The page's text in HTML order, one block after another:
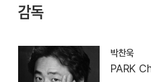
감독
박찬욱
PARK